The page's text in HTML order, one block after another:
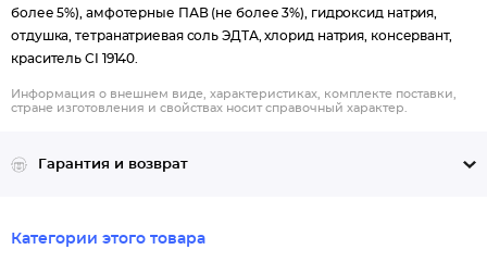
более 5%), амфотерные ПАВ (не более 3%), гидроксид натрия,
отдушка, тетранатриевая соль ЭДТА, хлорид натрия, консервант,
краситель CI 19140.
Информация о внешнем виде, характеристиках, комплекте поставки,
стране изготовления и свойствах носит справочный характер.
Гарантия и возврат
Категории этого товара